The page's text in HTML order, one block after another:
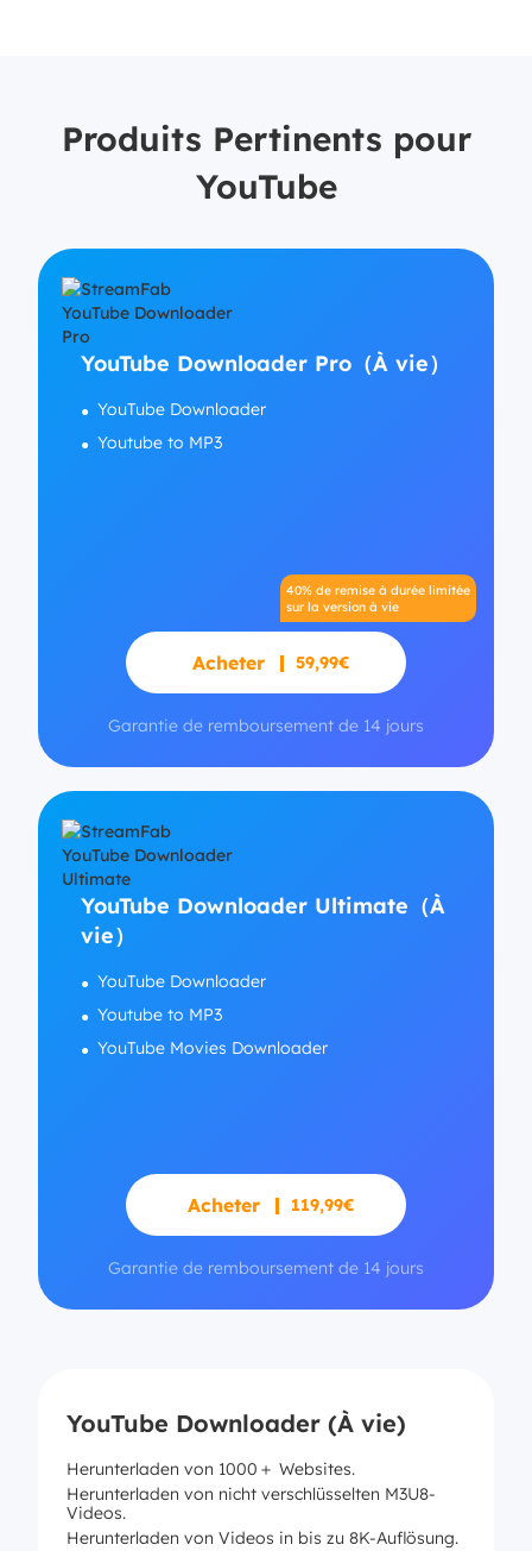
Produits Pertinents pour
YouTube
YouTube Downloader Pro（À vie）
YouTube Downloader
Youtube to MP3
Acheter
40% de remise à durée limitée
sur la version à vie
59,99€
Garantie de remboursement de 14 jours
YouTube Downloader Ultimate（À
vie）
YouTube Downloader
Youtube to MP3
YouTube Movies Downloader
Acheter 119,99€
Garantie de remboursement de 14 jours
YouTube Downloader (À vie)
Herunterladen von 1000＋ Websites.
Herunterladen von nicht verschlüsselten M3U8-
Videos.
Herunterladen von Videos in bis zu 8K-Auflösung.